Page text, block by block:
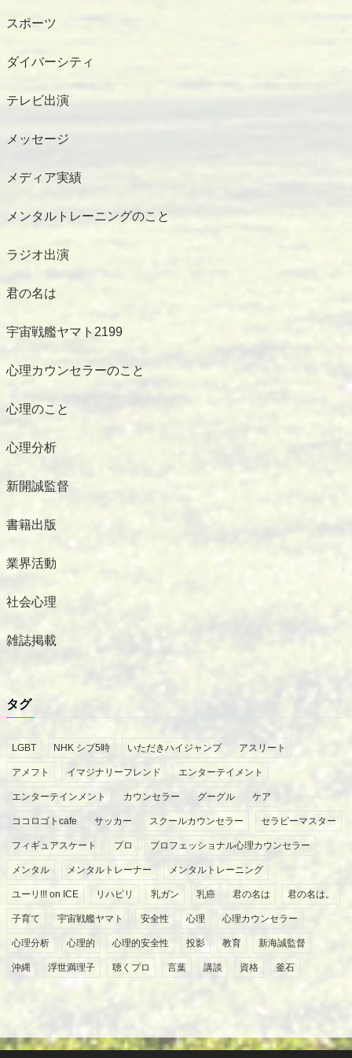
スポーツ
ダイバーシティ
テレビ出演
メッセージ
メディア実績
メンタルトレーニングのこと
ラジオ出演
君の名は
宇宙戦艦ヤマト2199
心理カウンセラーのこと
心理のこと
心理分析
新開誠監督
書籍出版
業界活動
社会心理
雑誌掲載
タグ
LGBT NHK シブ5時 いただきハイジャンプ アスリート
アメフト イマジナリーフレンド エンターテイメント
エンターテインメント カウンセラー グーグル ケア
ココロゴトcafe サッカー スクールカウンセラー セラピーマスター
フィギュアスケート プロ プロフェッショナル心理カウンセラー
メンタル メンタルトレーナー メンタルトレーニング
ユーリ!!! on ICE リハビリ 乳ガン 乳癌 君の名は 君の名は。
子育て 宇宙戦艦ヤマト 安全性 心理 心理カウンセラー
心理分析 心理的 心理的安全性 投影 教育 新海誠監督
沖縄 浮世満理子 聴くプロ 言葉 講談 資格 釜石